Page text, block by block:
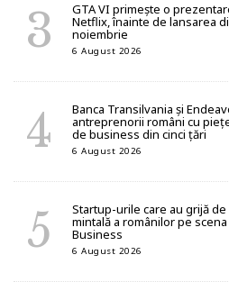
GTA VI primește o
Netflix, înainte de lansarea
noiembrie
6 August 2026
Banca Transilvania și
antreprenorii români cu
de business din cinci țări
6 August 2026
Startup-urile care au grijă de
mintală a românilor pe
Business
6 August 2026